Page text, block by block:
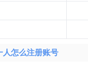
人怎么注册账号